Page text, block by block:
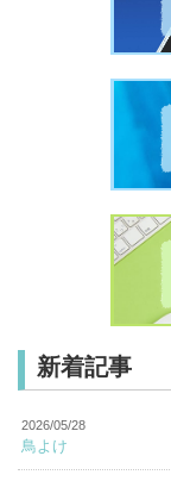
新着記事
2026/05/28
鳥よけ